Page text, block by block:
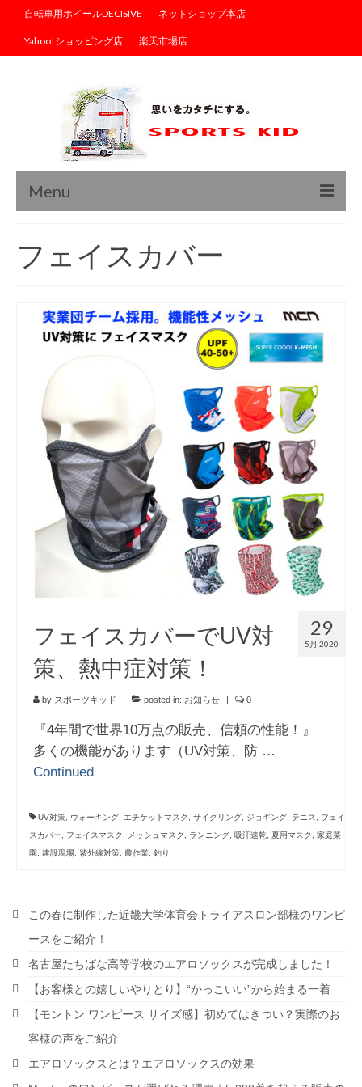
自転車用ホイールDECISIVE ネットショップ本店
Yahoo!ショッピング店 楽天市場店
Menu
ブログ
サイクルウェア
お知らせ
アクセス・営業時間
お問い合わせ
オーダージャージ
スポーツキッド ホーム
フェイスカバー
29
5月 2020
フェイスカバーでUV対
策、熱中症対策！
by スポーツキッド | posted in: お知らせ | 0
『4年間で世界10万点の販売、信頼の性能！』
多くの機能があります（UV対策、防 …
Continued
UV対策 ウォーキング エチケットマスク サイクリング ジョギング テニス
フェイ
スカバー
フェイスマスク メッシュマスク ランニング 吸汗速乾 夏用マスク
家庭菜
園
建設現場 紫外線対策 農作業 釣り
この春に制作した近畿大学体育会トライアスロン部様のワンピ
ースをご紹介！
名古屋たちばな高等学校のエアロソックスが完成しました！
【お客様との嬉しいやりとり】“かっこいい”から始まる一着
【モントン ワンピース サイズ感】初めてはきつい？実際のお
客様の声をご紹介
エアロソックスとは？エアロソックスの効果